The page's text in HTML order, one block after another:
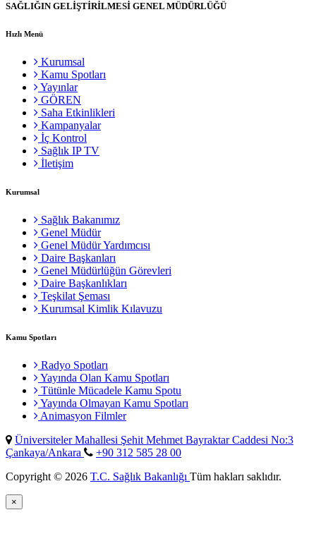
SAĞLIĞIN GELİŞTİRİLMESİ GENEL MÜDÜRLÜĞÜ
Hızlı Menü
Kurumsal
Kamu Spotları
Yayınlar
GÖREN
Saha Etkinlikleri
Kampanyalar
İç Kontrol
Sağlık IP TV
İletişim
Kurumsal
Sağlık Bakanımız
Genel Müdür
Genel Müdür Yardımcısı
Daire Başkanları
Genel Müdürlüğün Görevleri
Daire Başkanlıkları
Teşkilat Şeması
Kurumsal Kimlik Kılavuzu
Kamu Spotları
Radyo Spotları
Yayında Olan Kamu Spotları
Tütünle Mücadele Kamu Spotu
Yayında Olmayan Kamu Spotları
Animasyon Filmler
Üniversiteler Mahallesi Şehit Mehmet Bayraktar Caddesi No:3
Çankaya/Ankara
+90 312 585 28 00
Copyright © 2026 T.C. Sağlık Bakanlığı Tüm hakları saklıdır.
×